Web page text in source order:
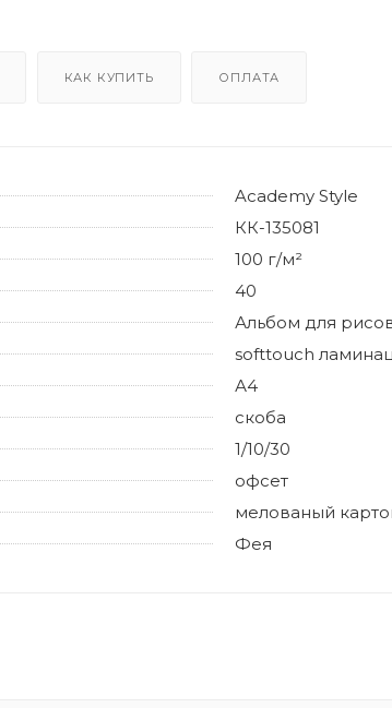
КАК КУПИТЬ ОПЛАТА
Academy Style
КК-135081
100 г/м²
40
Альбом для
softtouch
А4
скоба
1/10/30
офсет
мелованый
Фея